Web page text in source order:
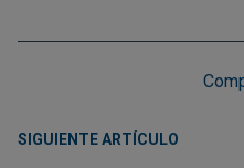
SIGUIENTE ARTÍCULO